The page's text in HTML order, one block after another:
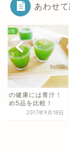
あわせ
祖父母
母の健康には青汁！
すめ5品を比較！
2017年9月18日